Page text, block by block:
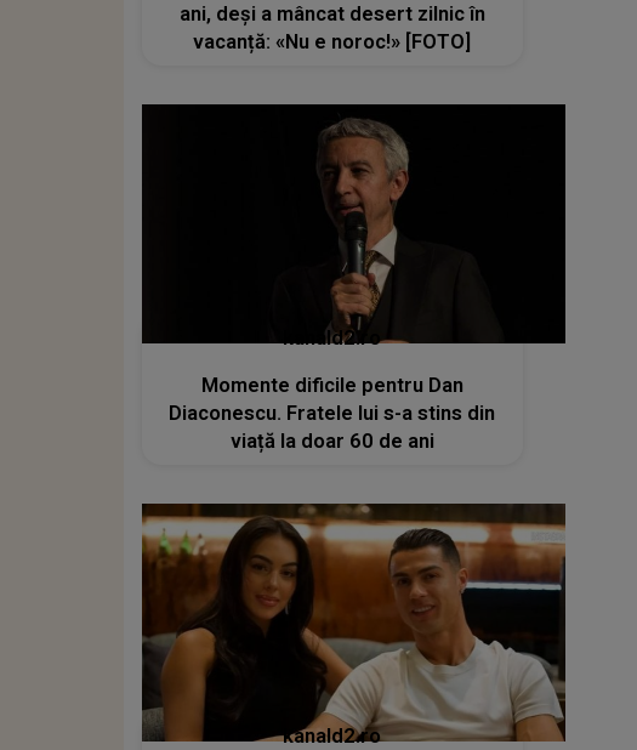
ani, deși a mâncat desert zilnic în
vacanță: «Nu e noroc!» [FOTO]
kanald2.ro
Momente dificile pentru Dan
Diaconescu. Fratele lui s-a stins din
viață la doar 60 de ani
kanald2.ro